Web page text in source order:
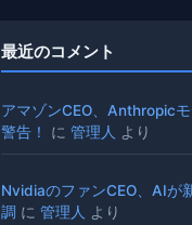
最近のコメント
アマゾンCEO、Anthropic
警告！
に 管理人 より
NvidiaのファンCEO、AIが
調 に 管理人 より